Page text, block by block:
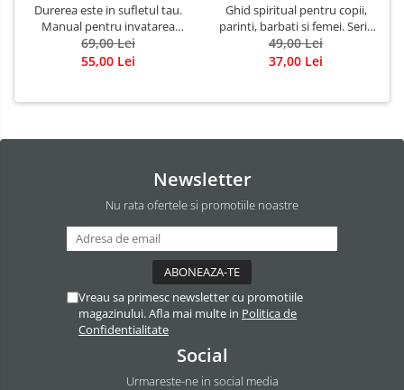
Durerea este in sufletul tau.
Manual pentru invatarea
limbajului stresurilor Seria
Invata sa te Ierti Luule Viilma
69,00 Lei
55,00 Lei
Ghid spiritual pentru copii,
parinti, barbati si femei. Seria
Invata sa te ierti. Luule Viilma
49,00 Lei
37,00 Lei
Newsletter
Nu rata ofertele si promotiile noastre
Vreau sa primesc newsletter cu promotiile
magazinului. Afla mai multe in Politica de
Confidentialitate
Social
Urmareste-ne in social media